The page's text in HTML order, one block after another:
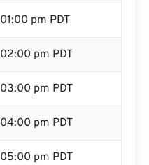
01:00 pm PDT
02:00 pm PDT
03:00 pm PDT
04:00 pm PDT
05:00 pm PDT